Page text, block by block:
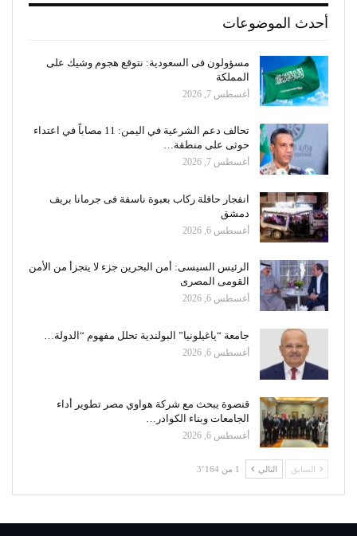
أحدث الموضوعات
مسؤولون فى السعودية: نتوقع هجوم وشيك على
المملكة
أغسطس 7, 2026
تحالف دعم الشرعية في اليمن: 11 مصاباً في اعتداء
حوثى على منطقة…
أغسطس 7, 2026
انفجار حافلة ركاب بعبوة ناسفة فى جرمانا بريف
دمشق
أغسطس 6, 2026
الرئيس السيسى: أمن البحرين جزء لا يتجزأ من الأمن
القومى المصرى
أغسطس 6, 2026
جامعة “ياغيلونيا” البولندية تحلل مفهوم “الدولة…
أغسطس 6, 2026
قنصوة يبحث مع شركة هواوي مصر تطوير أداء
الجامعات وبناء الكوادر…
أغسطس 6, 2026
السابق التالي 1 من 3٬164